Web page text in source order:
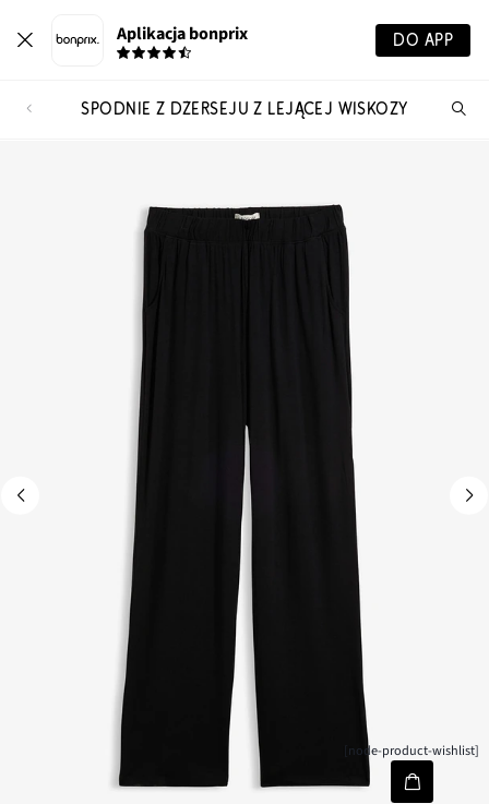
Aplikacja bonprix DO APP
SPODNIE Z DŻERSEJU Z LEJĄCEJ WISKOZY
[node-product-wishlist]